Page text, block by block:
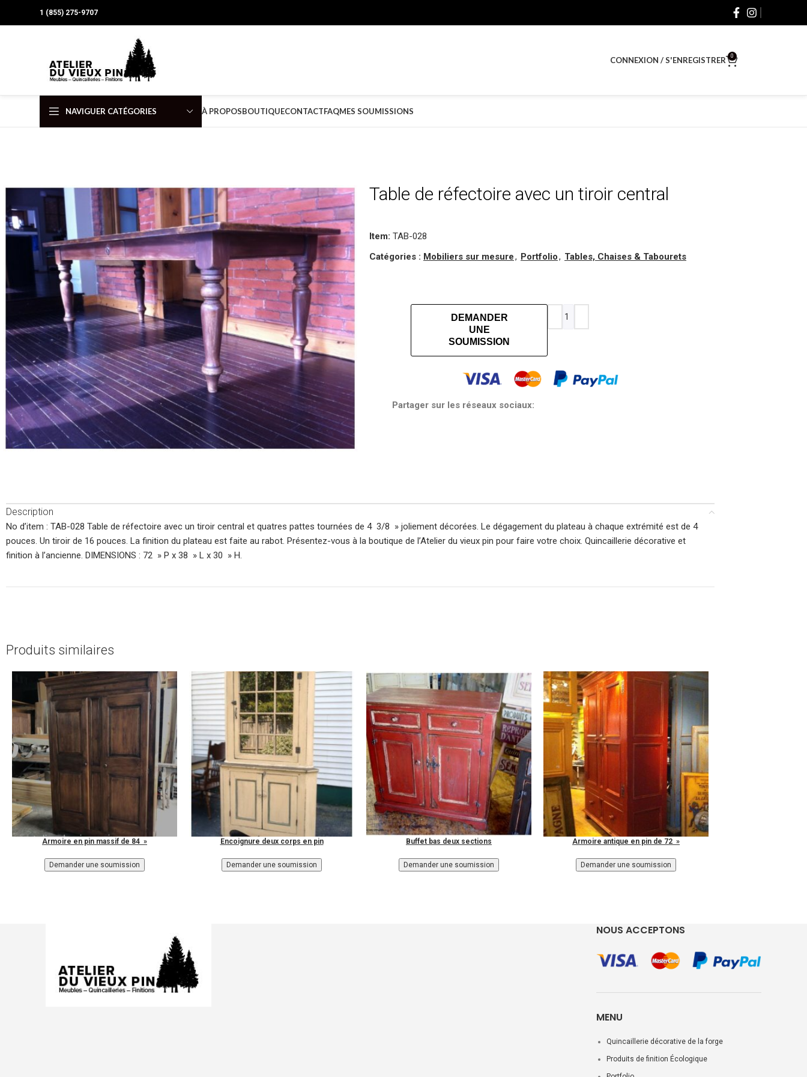
1 (855) 275-9707
CONNEXION / S'ENREGISTRER 0
NAVIGUER CATÉGORIES À PROPOSBOUTIQUECONTACTFAQMES SOUMISSIONS
Table de réfectoire avec un tiroir central
Item: TAB-028
Catégories : Mobiliers sur mesure, Portfolio, Tables, Chaises & Tabourets
DEMANDER
UNE
SOUMISSION
Partager sur les réseaux sociaux:
Description
No d’item : TAB-028 Table de réfectoire avec un tiroir central et quatres pattes tournées de 4 3/8 » joliement décorées. Le dégagement du plateau à chaque extrémité est de 4
pouces. Un tiroir de 16 pouces. La finition du plateau est faite au rabot. Présentez-vous à la boutique de l’Atelier du vieux pin pour faire votre choix. Quincaillerie décorative et
finition à l’ancienne. DIMENSIONS : 72 » P x 38 » L x 30 » H.
Produits similaires
Armoire en pin massif de 84 » Encoignure deux corps en pin Buffet bas deux sections Armoire antique en pin de 72 »
NOUS ACCEPTONS
MENU
Quincaillerie décorative de la forge
Produits de finition Écologique